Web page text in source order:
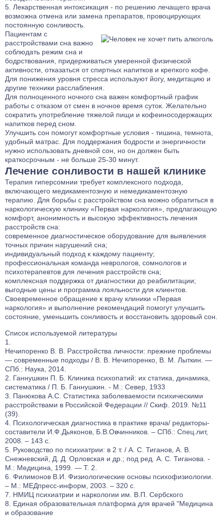
Лекарственная интоксикация - по решению лечащего врача
возможна отмена или замена препаратов, провоцирующих
постоянную сонливость.
Пациентам с
расстройствами сна важно
соблюдать режим сна и
бодрствования, придерживаться умеренной физической
активности, отказаться от спиртных напитков и крепкого кофе.
Для понижения уровня стресса используют йогу, медитацию и
другие техники расслабления.
Для полноценного ночного сна важен комфортный график
работы с отказом от смен в ночное время суток. Желательно
сократить употребление тяжелой пищи и кофеиносодержащих
напитков перед сном.
Улучшить сон помогут комфортные условия - тишина, темнота,
удобный матрас. Для поддержания бодрости и энергичности
нужно использовать дневной сон, но он должен быть
краткосрочным - не больше 25-30 минут.
Лечение сонливости в нашей клинике
Терапия гиперсомнии требует комплексного подхода,
включающего медикаментозную и немедикаментозную
терапию. Для борьбы с расстройством сна можно обратиться в
наркологическую клинику «Первая наркология», предлагающую
комфорт, анонимность и высокую эффективность лечения
расстройств сна:
современное диагностическое оборудование для выявления
точных причин нарушений сна;
индивидуальный подход к каждому пациенту;
профессиональная команда неврологов, сомнологов и
психотерапевтов для лечения расстройств сна;
комплексная поддержка от диагностики до реабилитации;
выгодные цены и программа лояльности для клиентов.
Своевременное обращение к врачу клиники «Первая
наркология» и выполнение рекомендаций помогут улучшить
состояние, уменьшить сонливость и восстановить здоровый сон.
Список используемой литературы
Нечипоренко В. В. Расстройства личности: прежние проблемы
— современные подходы / В. В. Нечипоренко, В. М. Лыткин. —
СПб.: Наука, 2014.
Ганнушкин П. Б. Клиника психопатий: их статика, динамика,
систематика / П. Б. Ганнушкин. - М.: Север, 1933
Панюкова А.С. Статистика заболеваемости психическими
расстройствами в Российской Федерации // Скиф. 2019. №11
(39).
Психологическая диагностика в практике врача/ редакторы-
составители И.Ф.Дьяконов, Б.В.Овчинников. – СПб.: Спец.лит,
2008. – 143 с.
Руководство по психиатрии: в 2 т. / А. С. Тиганов, А. В.
Снежневский, Д. Д. Орловская и др.; под ред. А. С. Тиганова. -
М.: Медицина, 1999. — Т. 2.
Филимонов В.И. Физиологические основы психофизиологии.
– М.: МЕДпресс-информ, 2003. – 320 с.
НМИЦ психиатрии и наркологии им. В.П. Сербского
Единая образовательная платформа для врачей "Медицина
и образование